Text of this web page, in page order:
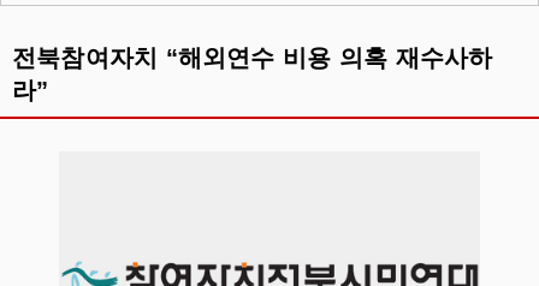
전북참여자치 “해외연수 비용 의혹 재수사하
라”